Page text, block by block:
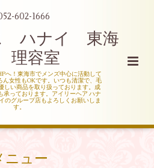
602-1666
ハナイ 東海
容室
へ！東海市でメンズ中心に活動して
ん女性もOKです。いつも清潔で、毛
しい商品を取り扱っております。成
承っております。アイリーヘア ハナ
のグループ店もよろしくお願いしま
す。
ニュー